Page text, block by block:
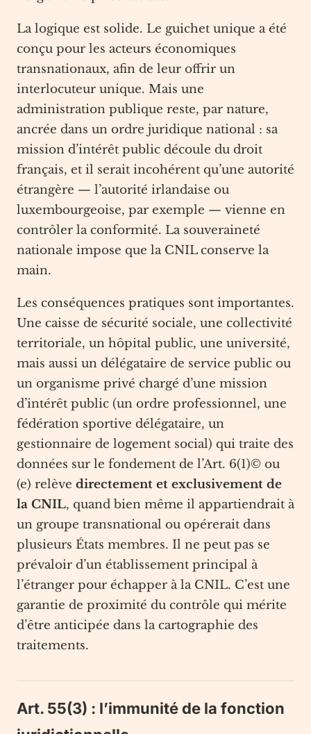
La logique est solide. Le guichet unique a été
conçu pour les acteurs économiques
transnationaux, afin de leur offrir un
interlocuteur unique. Mais une
administration publique reste, par nature,
ancrée dans un ordre juridique national : sa
mission d’intérêt public découle du droit
français, et il serait incohérent qu’une autorité
étrangère — l’autorité irlandaise ou
luxembourgeoise, par exemple — vienne en
contrôler la conformité. La souveraineté
nationale impose que la CNIL conserve la
main.
Les conséquences pratiques sont importantes.
Une caisse de sécurité sociale, une collectivité
territoriale, un hôpital public, une université,
mais aussi un délégataire de service public ou
un organisme privé chargé d’une mission
d’intérêt public (un ordre professionnel, une
fédération sportive délégataire, un
gestionnaire de logement social) qui traite des
données sur le fondement de l’Art. 6(1)© ou
(e) relève directement et exclusivement de
la CNIL, quand bien même il appartiendrait à
un groupe transnational ou opérerait dans
plusieurs États membres. Il ne peut pas se
prévaloir d’un établissement principal à
l’étranger pour échapper à la CNIL. C’est une
garantie de proximité du contrôle qui mérite
d’être anticipée dans la cartographie des
traitements.
Art. 55(3) : l’immunité de la fonction